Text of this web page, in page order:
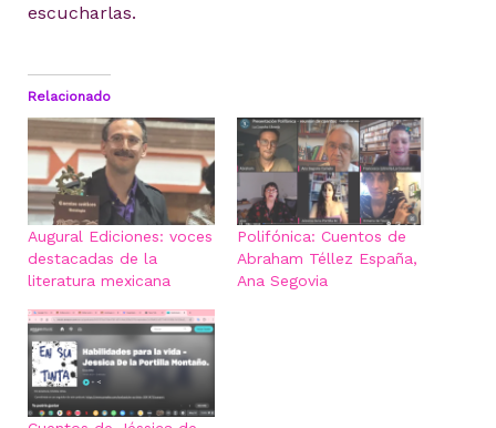
escucharlas.
Relacionado
Augural Ediciones: voces
destacadas de la
literatura mexicana
Polifónica: Cuentos de
Abraham Téllez España,
Ana Segovia